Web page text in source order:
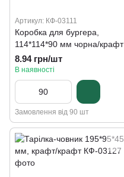
Артикул: КФ-03111
Коробка для бургера,
114*114*90 мм чорна/крафт
8.94 грн/шт
В наявності
Замовлення від 90 шт